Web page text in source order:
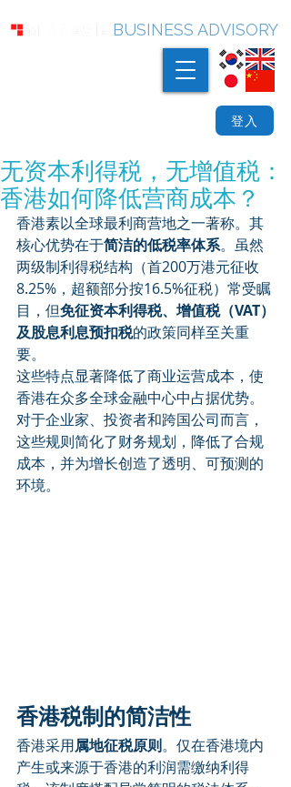
BUSINESS ADVISORY
登入
无资本利得税，无增值税：
香港如何降低营商成本？
香港素以全球最利商营地之一著称。其
核心优势在于简洁的低税率体系。虽然
两级制利得税结构（首200万港元征收
8.25%，超额部分按16.5%征税）常受瞩
目，但免征资本利得税、增值税（VAT）
及股息利息预扣税的政策同样至关重
要。
这些特点显著降低了商业运营成本，使
香港在众多全球金融中心中占据优势。
对于企业家、投资者和跨国公司而言，
这些规则简化了财务规划，降低了合规
成本，并为增长创造了透明、可预测的
环境。
香港税制的简洁性
香港采用属地征税原则。仅在香港境内
产生或来源于香港的利润需缴纳利得